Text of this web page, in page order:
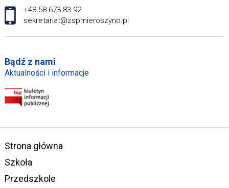
+48 58 673 83 92
sekretariat@zspmieroszyno.pl
Bądź z nami
Aktualności i informacje
Strona główna
Szkoła
Przedszkole